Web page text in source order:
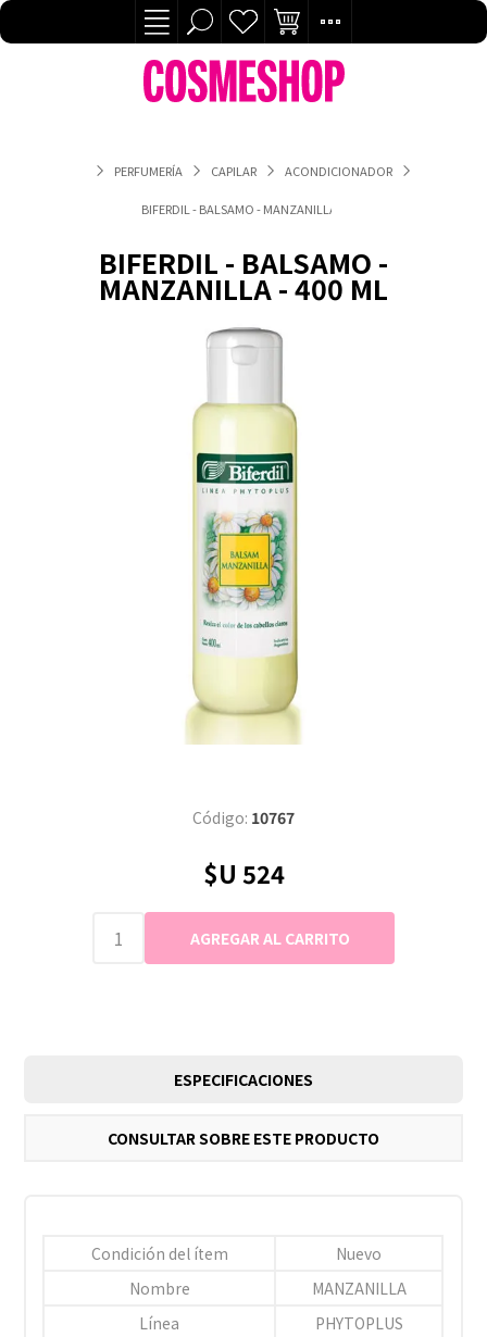
PERFUMERÍA CAPILAR ACONDICIONADOR
BIFERDIL - BALSAMO - MANZANILLA - 400 ML
BIFERDIL - BALSAMO -
MANZANILLA - 400 ML
Código: 10767
$U 524
ESPECIFICACIONES
CONSULTAR SOBRE ESTE PRODUCTO
Condición del ítem
Nuevo
Nombre
MANZANILLA
Línea
PHYTOPLUS